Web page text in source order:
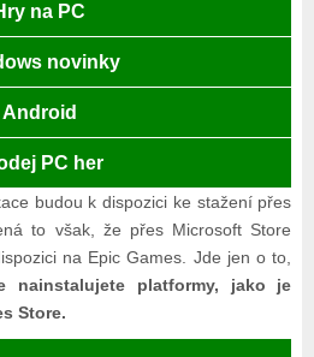
na PC
novinky
Android
PC her
budou k dispozici ke stažení přes
to však, že přes Microsoft Store
na Epic Games. Jde jen o to,
nainstalujete platformy, jako je
Store.